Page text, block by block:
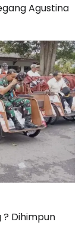
Agustina
? Dihimpun